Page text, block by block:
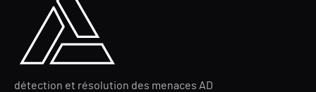
détection et résolution des menaces AD